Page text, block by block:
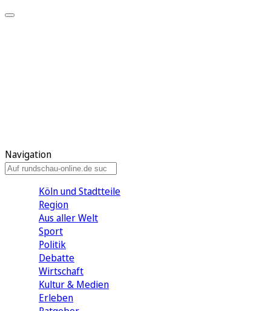
Navigation
Köln und Stadtteile
Region
Aus aller Welt
Sport
Politik
Debatte
Wirtschaft
Kultur & Medien
Erleben